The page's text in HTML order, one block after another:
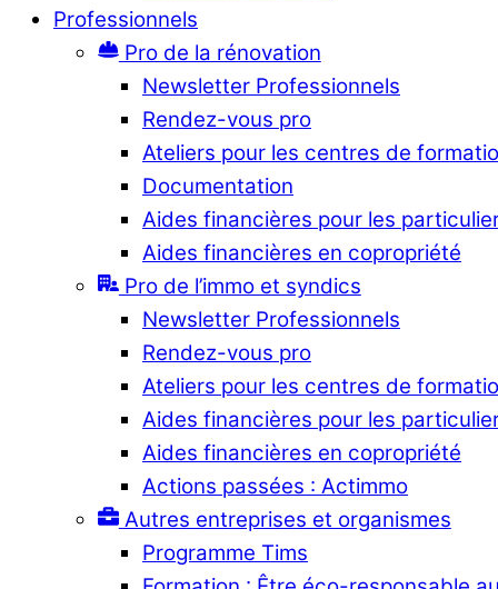
Professionnels
Pro de la rénovation
Newsletter Professionnels
Rendez-vous pro
Ateliers pour les centres de
Documentation
Aides financières pour les
Aides financières en copropriété
Pro de l’immo et syndics
Newsletter Professionnels
Rendez-vous pro
Ateliers pour les centres de
Aides financières pour les
Aides financières en copropriété
Actions passées : Actimmo
Autres entreprises et organismes
Programme Tims